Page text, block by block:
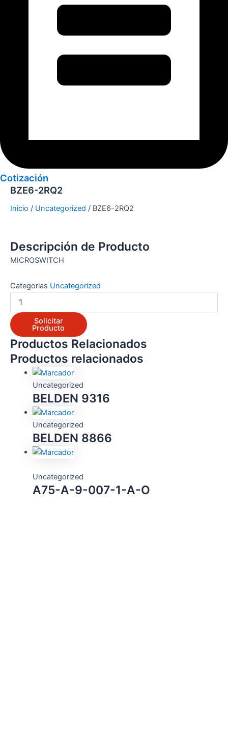
Cotización
BZE6-2RQ2
Inicio / Uncategorized / BZE6-2RQ2
Descripción de Producto
MICROSWITCH
Categorias Uncategorized
Solicitar
Producto
Productos Relacionados
Productos relacionados
Uncategorized
BELDEN 9316
Uncategorized
BELDEN 8866
Uncategorized
A75-A-9-007-1-A-O